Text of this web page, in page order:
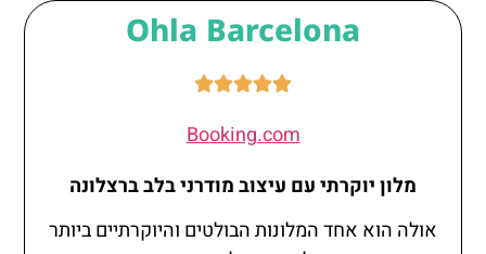
Ohla Barcelona





Booking.com
מלון יוקרתי עם עיצוב מודרני בלב ברצלונה
אולה הוא אחד המלונות הבולטים והיוקרתיים ביותר